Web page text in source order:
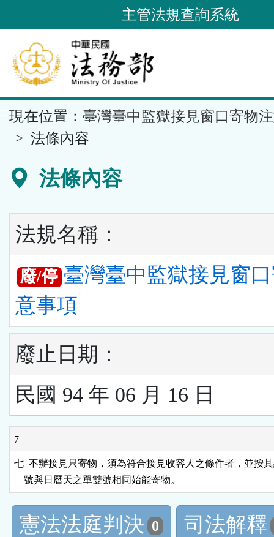
到
要
內
容
區
塊
主管法規查詢系統
現在位置： 臺灣臺中監獄接見窗口寄物
法條內容
法條內容
法規名稱：
廢/停 臺灣臺中監獄接見窗
意事項
廢止日期：
民國 94 年 06 月 16 日
7
七  不辦接見只寄物，須為符合接見收容人之條件者，並按
    號與日曆天之單雙號相同始能寄物。
憲法法庭判決 0
司法解釋